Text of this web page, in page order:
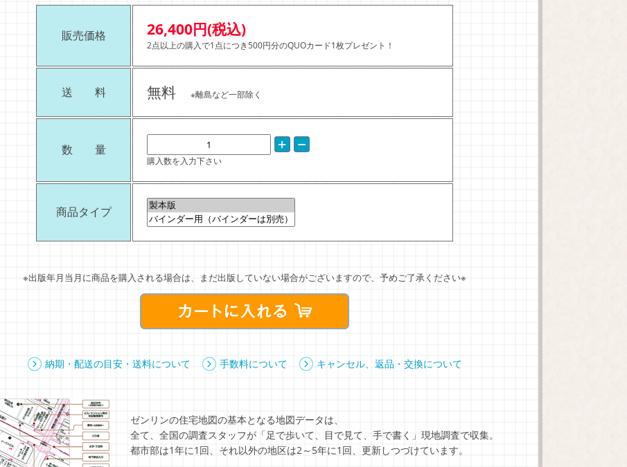
販売価格 26,400円(税込)
2点以上の購入で1点につき500円分のQUOカード1枚プレゼント！
送 料 無料 ※離島など一部除く
数 量
購入数を入力下さい
商品タイプ
※出版年月当月に商品を購入される場合は、まだ出版していない場合がございますので、予めご了承ください※
納期・配送の目安・送料について 手数料について キャンセル、返品・交換について
ゼンリンの住宅地図の基本となる地図データは、
全て、全国の調査スタッフが「足で歩いて、目で見て、手で書く」現地調査で収集。
都市部は1年に1回、それ以外の地区は2～5年に1回、更新しつづけています。